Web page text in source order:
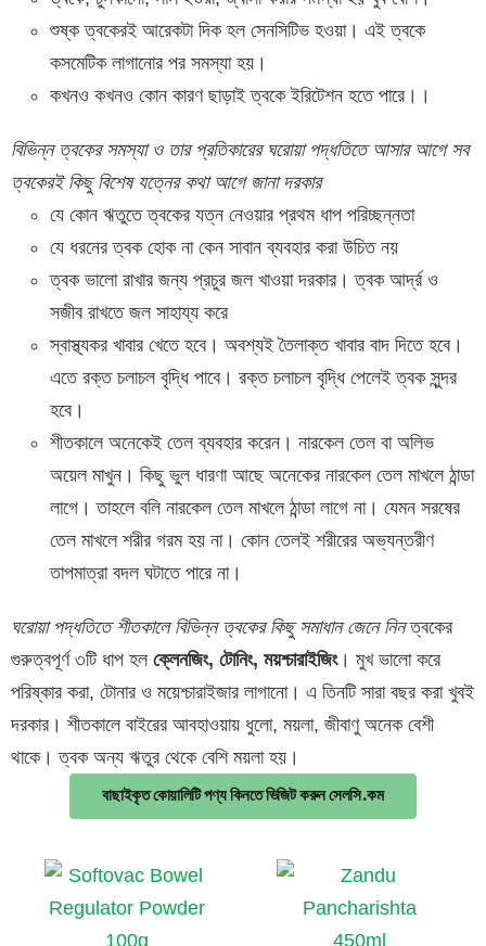
শুষ্ক ত্বকেরই আরেকটা দিক হল সেনসিটিভ হওয়া। এই ত্বকে
কসমেটিক লাগানোর পর সমস্যা হয়।
কখনও কখনও কোন কারণ ছাড়াই ত্বকে ইরিটেশন হতে পারে।।
বিভিন্ন ত্বকের সমস্যা ও তার প্রতিকারের ঘরোয়া পদ্ধতিতে আসার আগে সব
ত্বকেরই কিছু বিশেষ যত্নের কথা আগে জানা দরকার
যে কোন ঋতুতে ত্বকের যত্ন নেওয়ার প্রথম ধাপ পরিচ্ছন্নতা
যে ধরনের ত্বক হোক না কেন সাবান ব্যবহার করা উচিত নয়
ত্বক ভালো রাখার জন্য প্রচুর জল খাওয়া দরকার। ত্বক আর্দ্র ও
সজীব রাখতে জল সাহায্য করে
স্বাস্থ্যকর খাবার খেতে হবে। অবশ্যই তৈলাক্ত খাবার বাদ দিতে হবে।
এতে রক্ত চলাচল বৃদ্ধি পাবে। রক্ত চলাচল বৃদ্ধি পেলেই ত্বক সুন্দর
হবে।
শীতকালে অনেকেই তেল ব্যবহার করেন। নারকেল তেল বা অলিভ
অয়েল মাখুন। কিছু ভুল ধারণা আছে অনেকের নারকেল তেল মাখলে ঠান্ডা
লাগে। তাহলে বলি নারকেল তেল মাখলে ঠান্ডা লাগে না। যেমন সরষের
তেল মাখলে শরীর গরম হয় না। কোন তেলই শরীরের অভ্যন্তরীণ
তাপমাত্রা বদল ঘটাতে পারে না।
ঘরোয়া পদ্ধতিতে শীতকালে বিভিন্ন ত্বকের কিছু সমাধান জেনে নিনত্বকের
গুরুত্বপূর্ণ ৩টি ধাপ হল ক্লেনজিং, টোনিং, ময়শ্চারাইজিং। মুখ ভালো করে
পরিষ্কার করা, টোনার ও ময়েশ্চারাইজার লাগানো। এ তিনটি সারা বছর করা খুবই
দরকার। শীতকালে বাইরের আবহাওয়ায় ধুলো, ময়লা, জীবাণু অনেক বেশী
থাকে। ত্বক অন্য ঋতুর থেকে বেশি ময়লা হয়।
বাছাইকৃত কোয়ালিটি পণ্য কিনতে ভিজিট করুন সেলসি.কম